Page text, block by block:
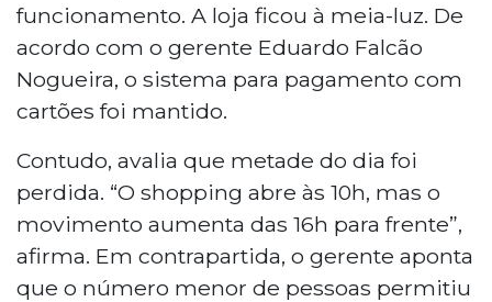
funcionamento. A loja ficou à meia-luz. De
acordo com o gerente Eduardo Falcão
Nogueira, o sistema para pagamento com
cartões foi mantido.
Contudo, avalia que metade do dia foi
perdida. “O shopping abre às 10h, mas o
movimento aumenta das 16h para frente”,
afirma. Em contrapartida, o gerente aponta
que o número menor de pessoas permitiu